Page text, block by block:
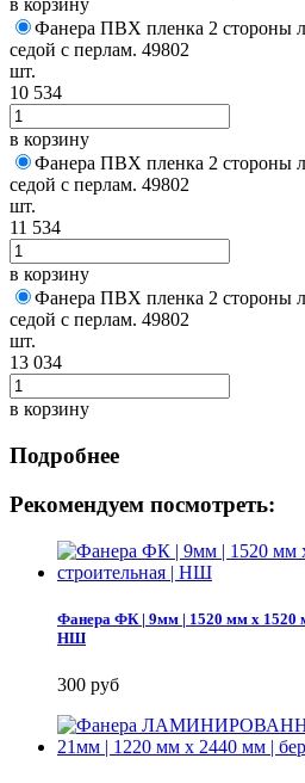
в корзину
Фанера ПВХ пленка 2 стороны
седой с перлам. 49802
шт.
10 534
в корзину
Фанера ПВХ пленка 2 стороны
седой с перлам. 49802
шт.
11 534
в корзину
Фанера ПВХ пленка 2 стороны
седой с перлам. 49802
шт.
13 034
в корзину
Подробнее
Рекомендуем посмотреть:
Фанера ФК | 9мм | 1520 мм х 1520
НШ
300 руб